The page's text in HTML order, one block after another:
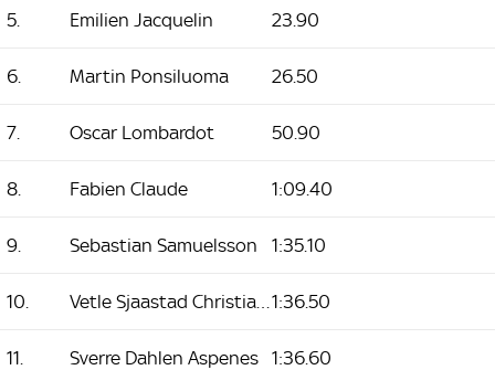
5. Emilien Jacquelin 23.90
6. Martin Ponsiluoma 26.50
7. Oscar Lombardot 50.90
8. Fabien Claude 1:09.40
9. Sebastian Samuelsson 1:35.10
10. Vetle Sjaastad Christiansen1:36.50
11. Sverre Dahlen Aspenes 1:36.60